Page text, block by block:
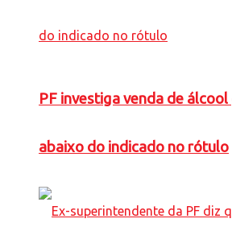
PF investiga venda de
abaixo do indicado no rótulo